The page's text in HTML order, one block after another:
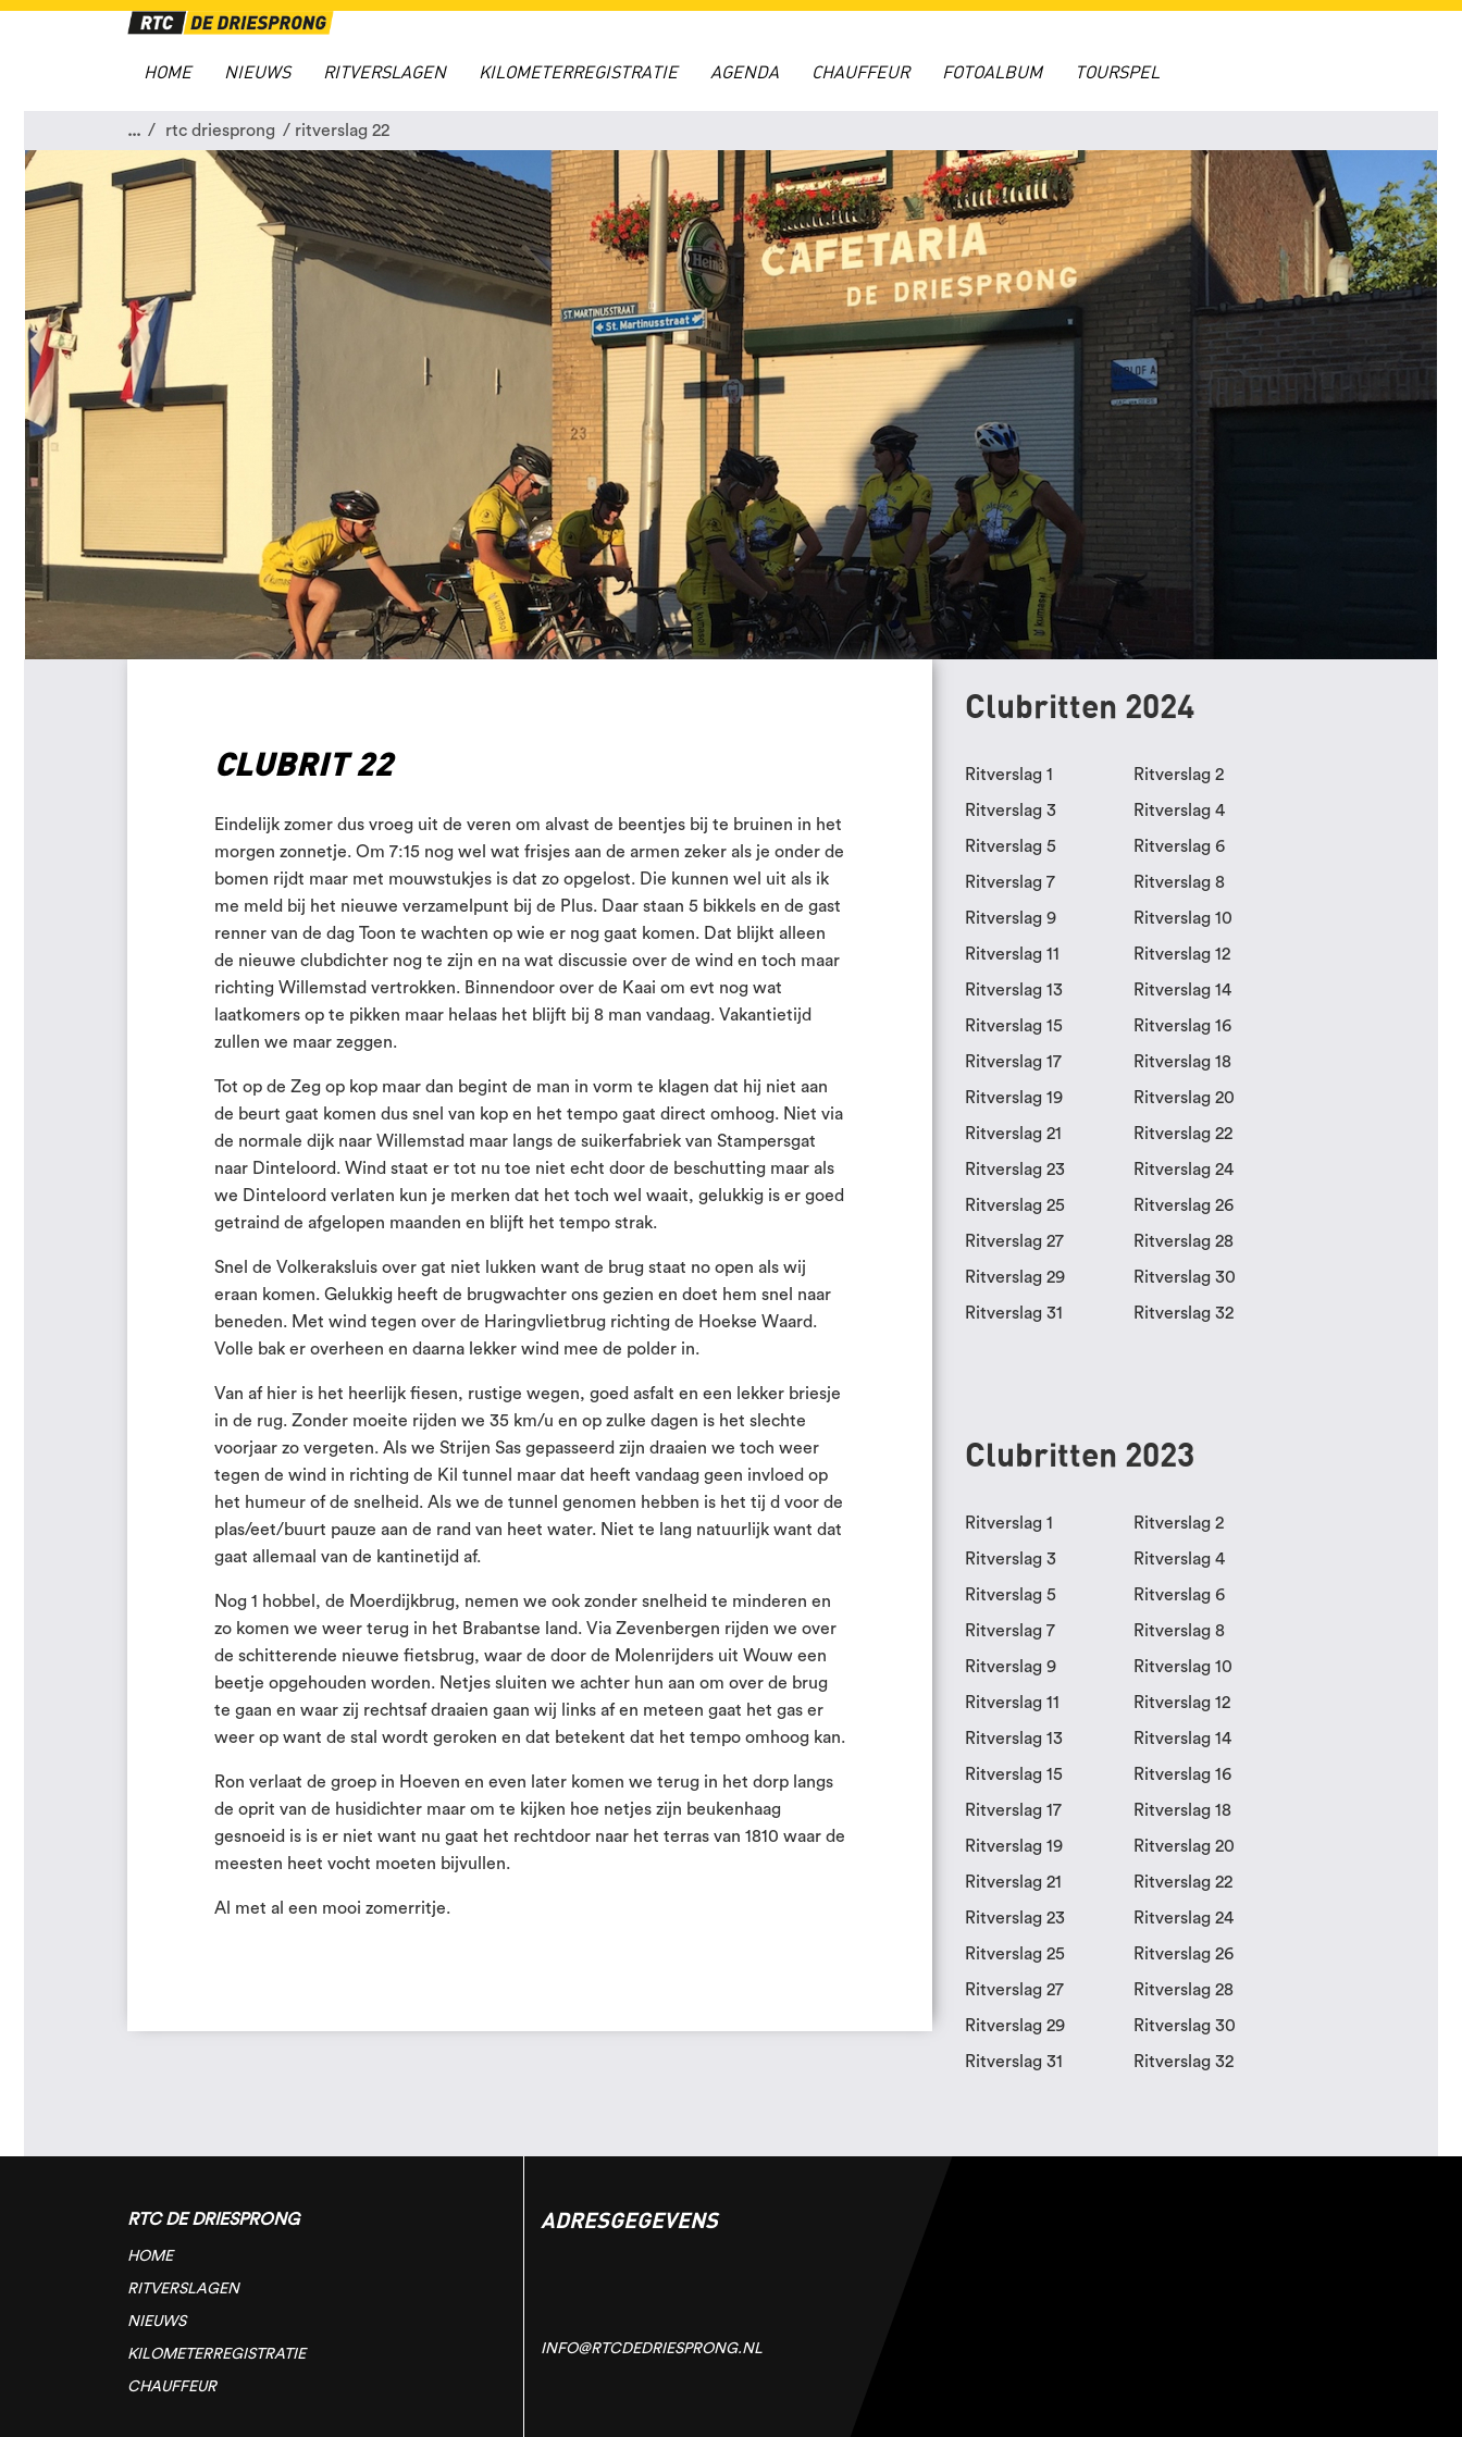
HOME NIEUWS RITVERSLAGEN KILOMETERREGISTRATIE AGENDA CHAUFFEUR FOTOALBUM TOURSPEL
... rtc driesprong ritverslag 22
CLUBRIT 22
Eindelijk zomer dus vroeg uit de veren om alvast de beentjes bij te bruinen in het
morgen zonnetje. Om 7:15 nog wel wat frisjes aan de armen zeker als je onder de
bomen rijdt maar met mouwstukjes is dat zo opgelost. Die kunnen wel uit als ik
me meld bij het nieuwe verzamelpunt bij de Plus. Daar staan 5 bikkels en de gast
renner van de dag Toon te wachten op wie er nog gaat komen. Dat blijkt alleen
de nieuwe clubdichter nog te zijn en na wat discussie over de wind en toch maar
richting Willemstad vertrokken. Binnendoor over de Kaai om evt nog wat
laatkomers op te pikken maar helaas het blijft bij 8 man vandaag. Vakantietijd
zullen we maar zeggen.
Tot op de Zeg op kop maar dan begint de man in vorm te klagen dat hij niet aan
de beurt gaat komen dus snel van kop en het tempo gaat direct omhoog. Niet via
de normale dijk naar Willemstad maar langs de suikerfabriek van Stampersgat
naar Dinteloord. Wind staat er tot nu toe niet echt door de beschutting maar als
we Dinteloord verlaten kun je merken dat het toch wel waait, gelukkig is er goed
getraind de afgelopen maanden en blijft het tempo strak.
Snel de Volkeraksluis over gat niet lukken want de brug staat no open als wij
eraan komen. Gelukkig heeft de brugwachter ons gezien en doet hem snel naar
beneden. Met wind tegen over de Haringvlietbrug richting de Hoekse Waard.
Volle bak er overheen en daarna lekker wind mee de polder in.
Van af hier is het heerlijk fiesen, rustige wegen, goed asfalt en een lekker briesje
in de rug. Zonder moeite rijden we 35 km/u en op zulke dagen is het slechte
voorjaar zo vergeten. Als we Strijen Sas gepasseerd zijn draaien we toch weer
tegen de wind in richting de Kil tunnel maar dat heeft vandaag geen invloed op
het humeur of de snelheid. Als we de tunnel genomen hebben is het tij d voor de
plas/eet/buurt pauze aan de rand van heet water. Niet te lang natuurlijk want dat
gaat allemaal van de kantinetijd af.
Nog 1 hobbel, de Moerdijkbrug, nemen we ook zonder snelheid te minderen en
zo komen we weer terug in het Brabantse land. Via Zevenbergen rijden we over
de schitterende nieuwe fietsbrug, waar de door de Molenrijders uit Wouw een
beetje opgehouden worden. Netjes sluiten we achter hun aan om over de brug
te gaan en waar zij rechtsaf draaien gaan wij links af en meteen gaat het gas er
weer op want de stal wordt geroken en dat betekent dat het tempo omhoog kan.
Ron verlaat de groep in Hoeven en even later komen we terug in het dorp langs
de oprit van de husidichter maar om te kijken hoe netjes zijn beukenhaag
gesnoeid is is er niet want nu gaat het rechtdoor naar het terras van 1810 waar de
meesten heet vocht moeten bijvullen.
Al met al een mooi zomerritje.
Clubritten 2024
Ritverslag 1 Ritverslag 2
Ritverslag 3 Ritverslag 4
Ritverslag 5 Ritverslag 6
Ritverslag 7 Ritverslag 8
Ritverslag 9 Ritverslag 10
Ritverslag 11 Ritverslag 12
Ritverslag 13 Ritverslag 14
Ritverslag 15 Ritverslag 16
Ritverslag 17 Ritverslag 18
Ritverslag 19 Ritverslag 20
Ritverslag 21 Ritverslag 22
Ritverslag 23 Ritverslag 24
Ritverslag 25 Ritverslag 26
Ritverslag 27 Ritverslag 28
Ritverslag 29 Ritverslag 30
Ritverslag 31 Ritverslag 32
Clubritten 2023
Ritverslag 1 Ritverslag 2
Ritverslag 3 Ritverslag 4
Ritverslag 5 Ritverslag 6
Ritverslag 7 Ritverslag 8
Ritverslag 9 Ritverslag 10
Ritverslag 11 Ritverslag 12
Ritverslag 13 Ritverslag 14
Ritverslag 15 Ritverslag 16
Ritverslag 17 Ritverslag 18
Ritverslag 19 Ritverslag 20
Ritverslag 21 Ritverslag 22
Ritverslag 23 Ritverslag 24
Ritverslag 25 Ritverslag 26
Ritverslag 27 Ritverslag 28
Ritverslag 29 Ritverslag 30
Ritverslag 31 Ritverslag 32
RTC DE DRIESPRONG
HOME
RITVERSLAGEN
NIEUWS
KILOMETERREGISTRATIE
CHAUFFEUR
ADRESGEGEVENS
INFO@RTCDEDRIESPRONG.NL